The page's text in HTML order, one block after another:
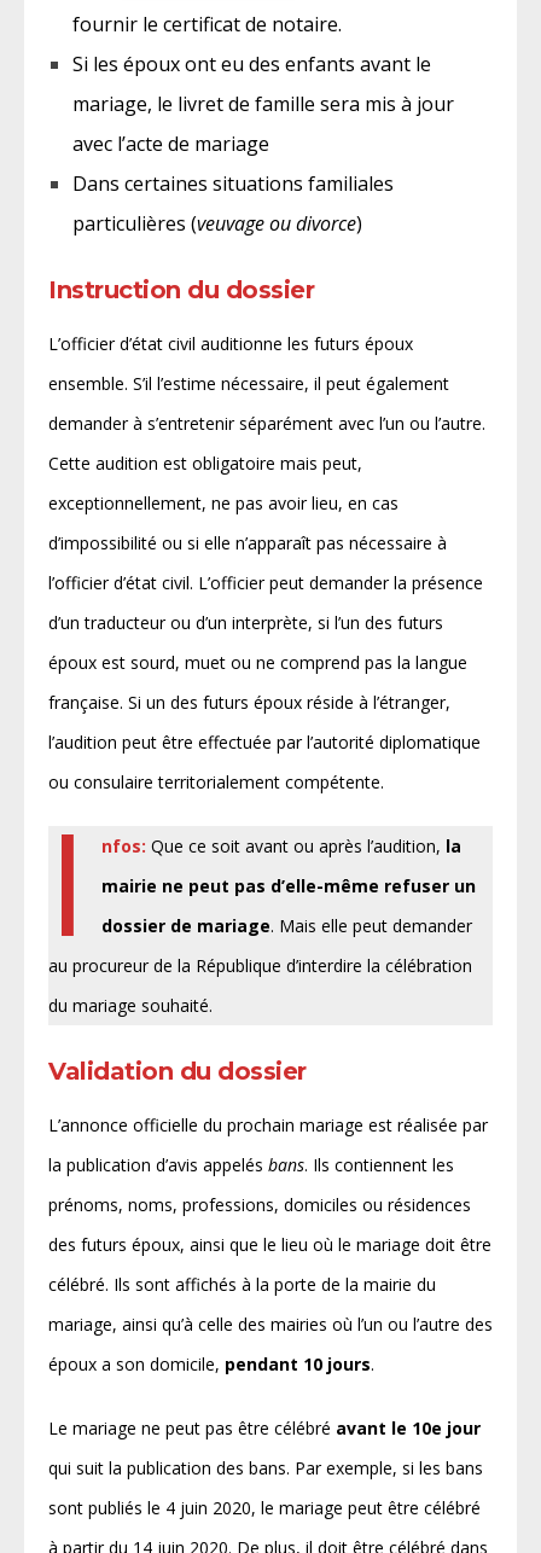
fournir le certificat de notaire.
Si les époux ont eu des enfants avant le
mariage, le livret de famille sera mis à jour
avec l’acte de mariage
Dans certaines situations familiales
particulières (veuvage ou divorce)
Instruction du dossier
L’officier d’état civil auditionne les futurs époux
ensemble. S’il l’estime nécessaire, il peut également
demander à s’entretenir séparément avec l’un ou l’autre.
Cette audition est obligatoire mais peut,
exceptionnellement, ne pas avoir lieu, en cas
d’impossibilité ou si elle n’apparaît pas nécessaire à
l’officier d’état civil. L’officier peut demander la présence
d’un traducteur ou d’un interprète, si l’un des futurs
époux est sourd, muet ou ne comprend pas la langue
française. Si un des futurs époux réside à l’étranger,
l’audition peut être effectuée par l’autorité diplomatique
ou consulaire territorialement compétente.
I nfos: Que ce soit avant ou après l’audition, la
mairie ne peut pas d’elle-même refuser un
dossier de mariage. Mais elle peut demander
au procureur de la République d’interdire la célébration
du mariage souhaité.
Validation du dossier
L’annonce officielle du prochain mariage est réalisée par
la publication d’avis appelés bans. Ils contiennent les
prénoms, noms, professions, domiciles ou résidences
des futurs époux, ainsi que le lieu où le mariage doit être
célébré. Ils sont affichés à la porte de la mairie du
mariage, ainsi qu’à celle des mairies où l’un ou l’autre des
époux a son domicile, pendant 10 jours.
Le mariage ne peut pas être célébré avant le 10e jour
qui suit la publication des bans. Par exemple, si les bans
sont publiés le 4 juin 2020, le mariage peut être célébré
à partir du 14 juin 2020. De plus, il doit être célébré dans